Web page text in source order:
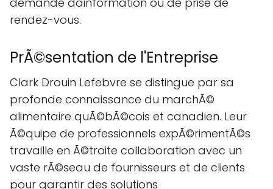
rendez-vous.
PrÃ©sentation de l'Entreprise
Clark Drouin Lefebvre se distingue par sa
profonde connaissance du marchÃ©
alimentaire quÃ©bÃ©cois et canadien. Leur
Ã©quipe de professionnels expÃ©rimentÃ©s
travaille en Ã©troite collaboration avec un
vaste rÃ©seau de fournisseurs et de clients
pour garantir des solutions